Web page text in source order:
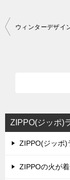
投
シ
ョ
ZIPPO(ジッポ)
ZIPPO(ジッポ)
ZIPPOの火が